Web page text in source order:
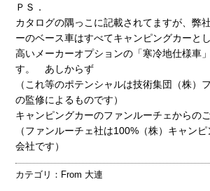
ＰＳ．
カタログの隅っこに記載されてますが、弊
ーのベース車はすべてキャンピングカーと
高いメーカーオプションの「寒冷地仕様車
す。 あしからず
（これ等のポテンシャルは技術集団（株）
の監修によるものです）
キャンピングカーのファンルーチェからの
（ファンルーチェ社は100%（株）キャン
会社です）
カテゴリ： From 大連